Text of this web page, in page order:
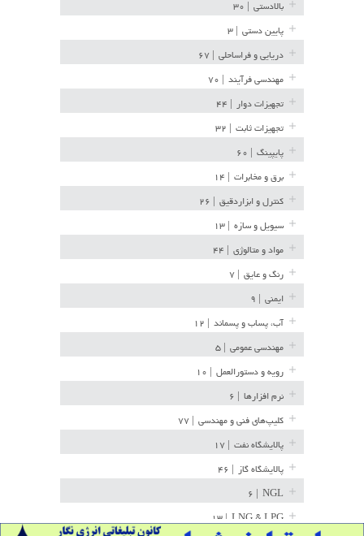
بالادستی
پایین دستی
دریایی و فراساحلی
مهندسی فرآیند
تجهیزات دوار
تجهیزات ثابت
پایپینگ
برق و مخابرات
کنترل و ابزاردقیق
سیویل و سازه
مواد و متالوژی
رنگ و عایق
ایمنی
آب، پساب و پسماند
مهندسی عمومی
رویه و دستورالعمل
نرم افزارها
کلیپ‌های فنی و مهندسی
پالایشگاه نفت
پالایشگاه گاز
NGL
LNG & LPG | ۱۳